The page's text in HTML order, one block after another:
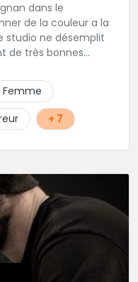
dans le
de la couleur a la
studio ne désemplit
de très bonnes
éclectique et vous
personne.
Femme
+ 7